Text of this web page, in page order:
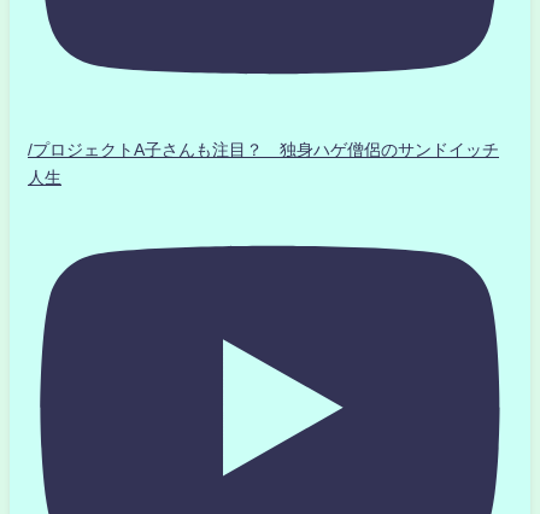
/プロジェクトA子さんも注目？ 独身ハゲ僧侶のサンドイッチ
人生